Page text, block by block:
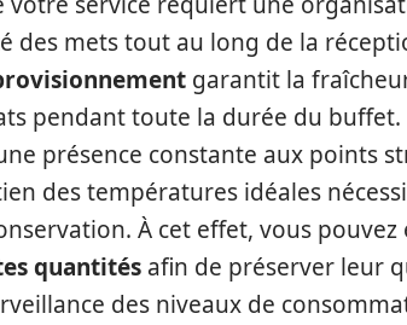
des mets tout au long de la
garantit la
pendant toute la durée du
présence constante aux points
des températures idéales
À cet effet, vous
quantités afin de préserver leur
des niveaux de